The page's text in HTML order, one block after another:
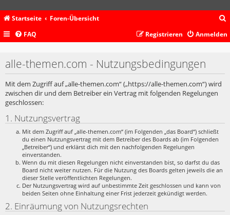
Startseite Foren-Übersicht
c
FAQ Anmelden
Registrieren
alle-themen.com - Nutzungsbedingungen
Mit dem Zugriff auf „alle-themen.com“ („https://alle-themen.com“) wird
zwischen dir und dem Betreiber ein Vertrag mit folgenden Regelungen
geschlossen:
1. Nutzungsvertrag
Mit dem Zugriff auf „alle-themen.com“ (im Folgenden „das Board“) schließt
du einen Nutzungsvertrag mit dem Betreiber des Boards ab (im Folgenden
„Betreiber“) und erklärst dich mit den nachfolgenden Regelungen
einverstanden.
Wenn du mit diesen Regelungen nicht einverstanden bist, so darfst du das
Board nicht weiter nutzen. Für die Nutzung des Boards gelten jeweils die an
dieser Stelle veröffentlichten Regelungen.
Der Nutzungsvertrag wird auf unbestimmte Zeit geschlossen und kann von
beiden Seiten ohne Einhaltung einer Frist jederzeit gekündigt werden.
2. Einräumung von Nutzungsrechten